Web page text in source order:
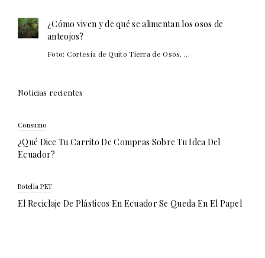
¿Cómo viven y de qué se alimentan los osos de
anteojos?
Foto: Cortesía de Quito Tierra de Osos. ...
Noticias recientes
Consumo
¿Qué Dice Tu Carrito De Compras Sobre Tu Idea Del
Ecuador?
Botella PET
El Reciclaje De Plásticos En Ecuador Se Queda En El Papel